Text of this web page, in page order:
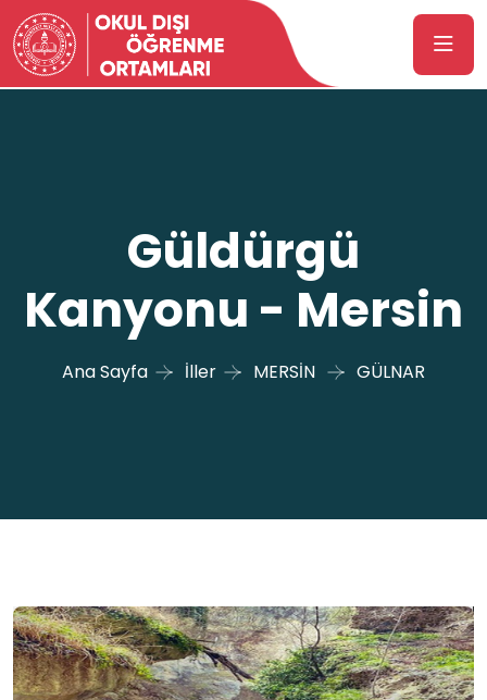
Güldürgü
Kanyonu - Mersin
Ana Sayfa İller MERSİN GÜLNAR